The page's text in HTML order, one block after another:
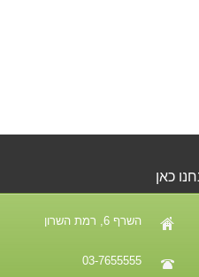
כאן
השרף 6, רמת השרון
03-7655555